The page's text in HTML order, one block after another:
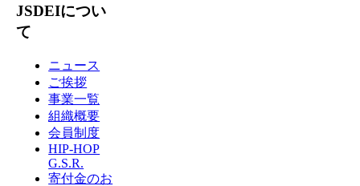
JSDEIについ
て
ニュース
ご挨拶
事業一覧
組織概要
会員制度
HIP-HOP
G.S.R.
寄付金のお